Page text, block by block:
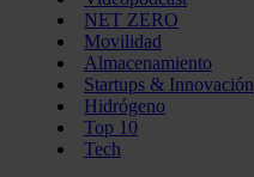
NET ZERO
Movilidad
Almacenamiento
Startups & Innovación
Hidrógeno
Top 10
Tech